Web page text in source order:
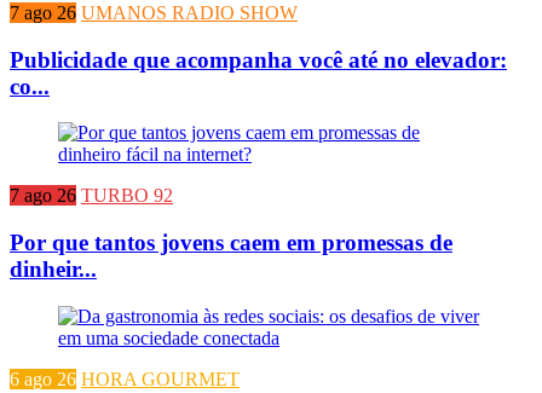
7 ago 26 UMANOS RADIO SHOW
Publicidade que acompanha você até no elevador:
co...
7 ago 26 TURBO 92
Por que tantos jovens caem em promessas de
dinheir...
6 ago 26 HORA GOURMET